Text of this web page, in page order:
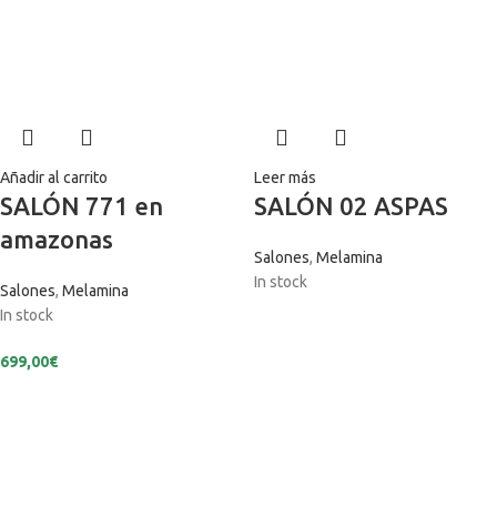
Añadir al carrito
SALÓN 771 en
amazonas
Salones, Melamina
In stock
699,00€
Leer más
SALÓN 02 ASPAS
Salones, Melamina
In stock